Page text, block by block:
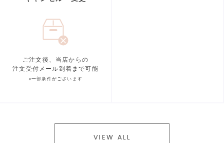
ご注文後、当店からの
注文受付メール到着まで可能
※一部条件がございます
VIEW ALL